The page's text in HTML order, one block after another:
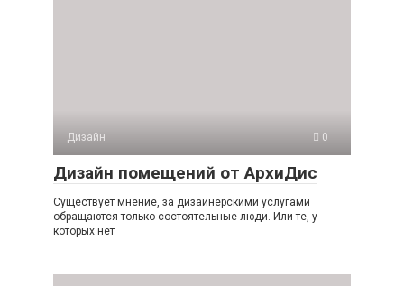
Дизайн 0
Дизайн помещений от АрхиДис
Существует мнение, за дизайнерскими услугами
обращаются только состоятельные люди. Или те, у
которых нет